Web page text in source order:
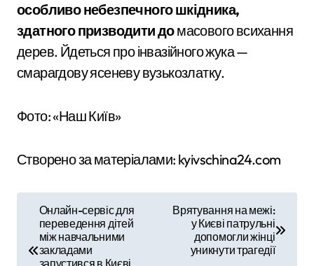
особливо небезпечного шкідника,
здатного призводити домасового всихання
дерев. Йдеться про інвазійного жука —
смарагдову ясеневу вузькозлатку.
Фото: «Наш Київ»
Створено за матеріалами: kyivschina24.com
Онлайн-сервіс для
переведення дітей
між навчальними
закладами
запустився в Києві
Врятування на межі:
у Києві патрульні
допомогли жінці
уникнути трагедії